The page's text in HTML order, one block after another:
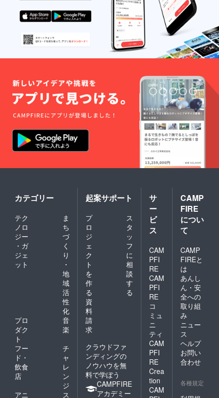
カテゴリー
テク
ノロ
ジー
・ガ
ジェ
ット
ま
ち
づ
く
り
・
地
域
活
性
化
プロ
ダク
ト
音
楽
フー
ド・
飲食
店
チ
ャ
レ
ン
ジ
アニ
ス
起案サポート
プ
ロ
ジ
ェ
ク
ト
を
作
る
ス
タ
ッ
フ
に
相
談
す
る
資
料
請
求
クラウドファ
ンディングの
ノウハウを無
料で学ぼう
CAMPFIRE
アカデミー
サ
ー
ビ
ス
CAM
PFI
RE
CAM
PFI
RE
コ
ミュ
ニ
ティ
CAM
PFI
RE
Crea
tion
CAM
CAMP
FIRE
につい
て
CAMP
FIREと
は
あんし
ん・安
全への
取り組
み
ニュー
ス
ヘルプ
お問い
合わせ
各種規定